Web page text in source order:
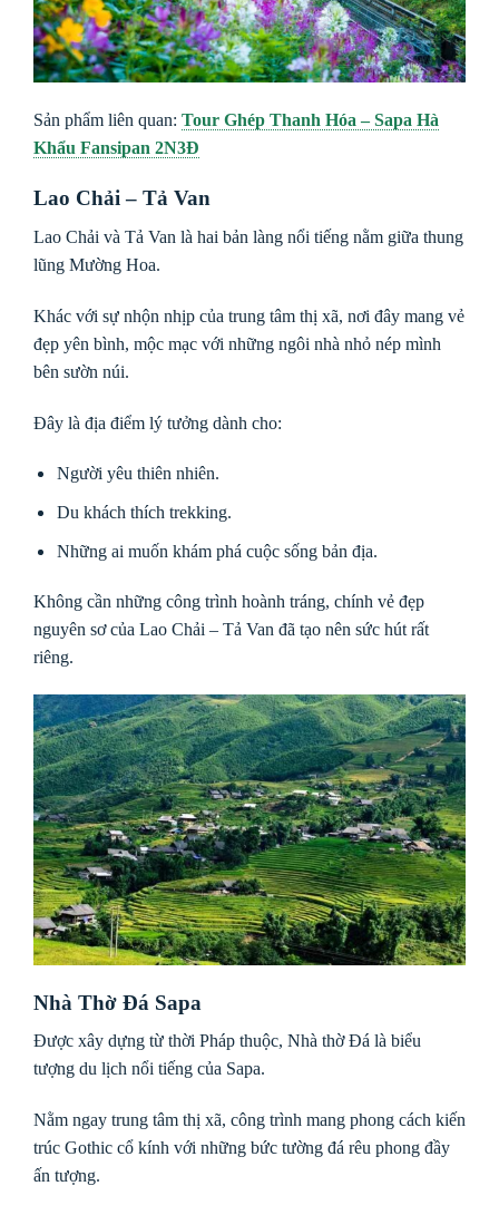
Sản phẩm liên quan: Tour Ghép Thanh Hóa – Sapa Hà
Khẩu Fansipan 2N3Đ
Lao Chải – Tả Van
Lao Chải và Tả Van là hai bản làng nổi tiếng nằm giữa thung
lũng Mường Hoa.
Khác với sự nhộn nhịp của trung tâm thị xã, nơi đây mang vẻ
đẹp yên bình, mộc mạc với những ngôi nhà nhỏ nép mình
bên sườn núi.
Đây là địa điểm lý tưởng dành cho:
Người yêu thiên nhiên.
Du khách thích trekking.
Những ai muốn khám phá cuộc sống bản địa.
Không cần những công trình hoành tráng, chính vẻ đẹp
nguyên sơ của Lao Chải – Tả Van đã tạo nên sức hút rất
riêng.
Nhà Thờ Đá Sapa
Được xây dựng từ thời Pháp thuộc, Nhà thờ Đá là biểu
tượng du lịch nổi tiếng của Sapa.
Nằm ngay trung tâm thị xã, công trình mang phong cách kiến
trúc Gothic cổ kính với những bức tường đá rêu phong đầy
ấn tượng.